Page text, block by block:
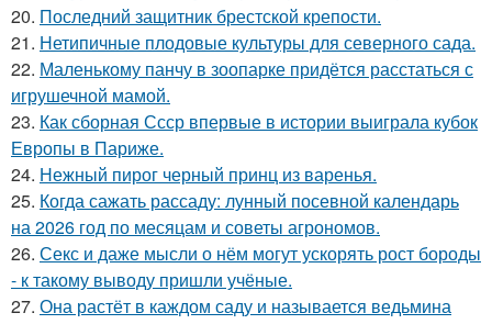
20. Последний защитник брестской крепости.
21. Нетипичные плодовые культуры для северного сада.
22. Маленькому панчу в зоопарке придётся расстаться с
игрушечной мамой.
23. Как сборная Ссср впервые в истории выиграла кубок
Европы в Париже.
24. Нежный пирог черный принц из варенья.
25. Когда сажать рассаду: лунный посевной календарь
на 2026 год по месяцам и советы агрономов.
26. Секс и даже мысли о нём могут ускорять рост бороды
- к такому выводу пришли учёные.
27. Она растёт в каждом саду и называется ведьмина